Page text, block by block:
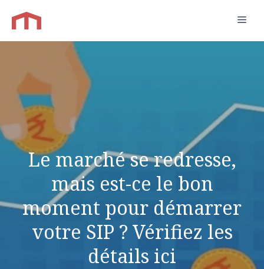
contenu
Le marché se redresse,
mais est-ce le bon
moment pour démarrer
votre SIP ? Vérifiez les
détails ici